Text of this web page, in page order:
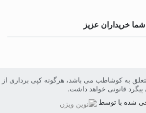
خریداران عزیز
به کوشاطب می باشد، هرگونه کپی برداری از
پیگرد قانونی خواهد داشت.
سایت
شده باتوسط